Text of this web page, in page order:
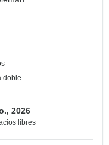
doble
2026
libres